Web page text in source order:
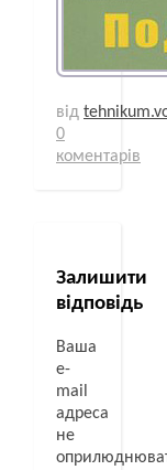
від
0
коментарів
Залишити
відповідь
Ваша
e-
mail
адреса
не